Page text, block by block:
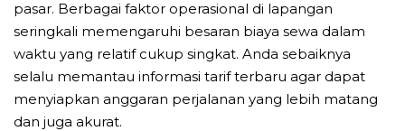
pasar. Berbagai faktor operasional di lapangan
seringkali memengaruhi besaran biaya sewa dalam
waktu yang relatif cukup singkat. Anda sebaiknya
selalu memantau informasi tarif terbaru agar dapat
menyiapkan anggaran perjalanan yang lebih matang
dan juga akurat.